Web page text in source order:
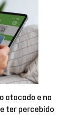
atacado e no
ter percebido